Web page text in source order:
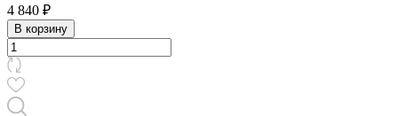
4 840 ₽
В корзину